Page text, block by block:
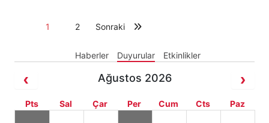
1 2 Sonraki
Haberler Duyurular Etkinlikler
Ağustos 2026
Pts Sal Çar Per Cum Cts Paz